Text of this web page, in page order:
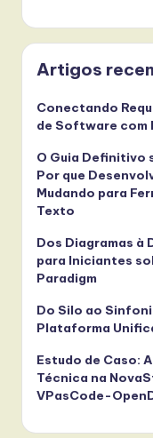
Artigos
Conectando
de Software com
O Guia Definitivo
Por que
Mudando para
Texto
Dos Diagramas à
para Iniciantes
Paradigm
Do Silo ao
Plataforma
Estudo de Caso:
Técnica na
VPasCode-